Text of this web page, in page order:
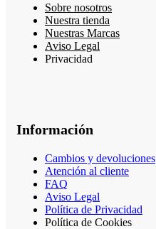
Sobre nosotros
Nuestra tienda
Nuestras Marcas
Aviso Legal
Privacidad
Información
Cambios y devoluciones
Atención al cliente
FAQ
Aviso Legal
Política de Privacidad
Política de Cookies